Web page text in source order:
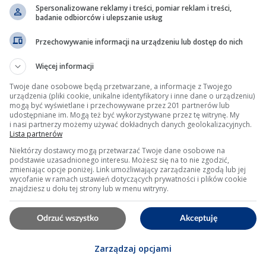
online, sygnał DFM jest szeroko stosowany w
PWM zmienia się w zależności od obciążenia,
pojazdach coraz częściej wykorzystują sygnały
zasobami energetycznymi pojazdu.
modulacji, w której zmienia się stosunek czasu
sygnału PWM rośnie wraz ze wzrostem
DFM jest zazwyczaj stała, co pozwala na łatwiejszą
i jego monitorowanie za pomocą sygnału DFM
elektrycznych.
regulacje dotyczące emisji i efektywności
takich jak sygnał DFM.
Spersonalizowane reklamy i treści, pomiar reklam i treści,
badanie odbiorców i ulepszanie usług
Przechowywanie informacji na urządzeniu lub dostęp do nich
Więcej informacji
Twoje dane osobowe będą przetwarzane, a informacje z Twojego
urządzenia (pliki cookie, unikalne identyfikatory i inne dane o urządzeniu)
mogą być wyświetlane i przechowywane przez 201 partnerów lub
udostępniane im. Mogą też być wykorzystywane przez tę witrynę. My
i nasi partnerzy możemy używać dokładnych danych geolokalizacyjnych.
Lista partnerów
Niektórzy dostawcy mogą przetwarzać Twoje dane osobowe na
podstawie uzasadnionego interesu. Możesz się na to nie zgodzić,
zmieniając opcje poniżej. Link umożliwiający zarządzanie zgodą lub jej
wycofanie w ramach ustawień dotyczących prywatności i plików cookie
znajdziesz u dołu tej strony lub w menu witryny.
Akceptuję
Odrzuć wszystko
Zarządzaj opcjami